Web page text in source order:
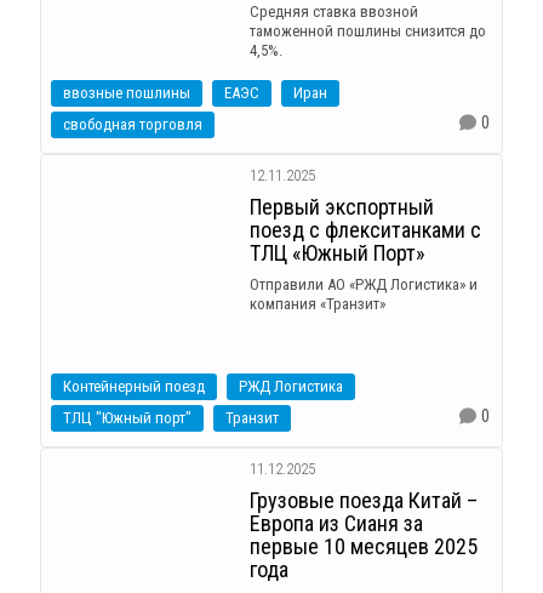
Средняя ставка ввозной
таможенной пошлины снизится до
4,5%.
ввозные пошлины ЕАЭС
Иран
свободная торговля
0
12.11.2025
Первый экспортный
поезд с флекситанками с
ТЛЦ «Южный Порт»
Отправили АО «РЖД Логистика» и
компания «Транзит»
Контейнерный поезд
РЖД Логистика
ТЛЦ "Южный порт"
Транзит 0
11.12.2025
Грузовые поезда Китай –
Европа из Сианя за
первые 10 месяцев 2025
года